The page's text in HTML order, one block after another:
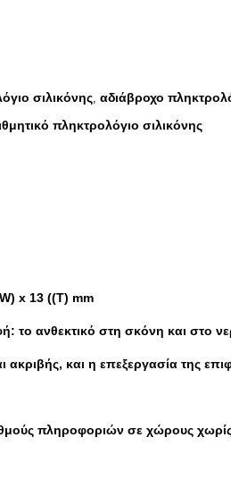
σιλικόνης, αδιάβροχο
πληκτρολόγιο σιλικόνης
x 13 ((T) mm
ανθεκτικό στη σκόνη και στο
και η επεξεργασία της
πληροφοριών σε χώρους